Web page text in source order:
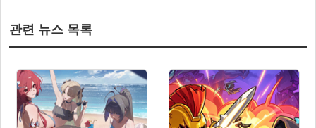
관련 뉴스 목록